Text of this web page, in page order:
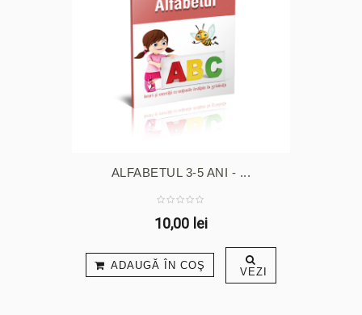
ALFABETUL 3-5 ANI - ...
10,00 lei
ADAUGĂ ÎN COŞ VEZI